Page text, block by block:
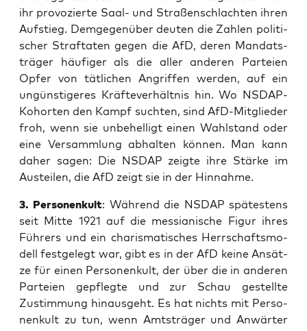
ihr pro­vo­zier­te Saal- und Stra­ßen­schlach­ten ihren
Auf­stieg. Dem­ge­gen­über deu­ten die Zah­len poli­ti­
scher Straf­ta­ten gegen die AfD, deren Man­dats­
trä­ger häu­fi­ger als die aller ande­ren Par­tei­en
Opfer von tät­li­chen Angrif­fen wer­den, auf ein
ungüns­ti­ge­res Kräf­te­ver­hält­nis hin. Wo NSDAP-
Kohor­ten den Kampf such­ten, sind AfD-Mit­glie­der
froh, wenn sie unbe­hel­ligt einen Wahl­stand oder
eine Ver­samm­lung abhal­ten kön­nen. Man kann
daher sagen: Die NSDAP zeig­te ihre Stär­ke im
Aus­tei­len, die AfD zeigt sie in der Hinnahme.
3. Per­so­nen­kult: Wäh­rend die NSDAP spä­tes­tens
seit Mit­te 1921 auf die mes­sia­ni­sche Figur ihres
Füh­rers und ein cha­ris­ma­ti­sches Herr­schafts­mo­
dell fest­ge­legt war, gibt es in der AfD kei­ne Ansät­
ze für einen Per­so­nen­kult, der über die in ande­ren
Par­tei­en gepfleg­te und zur Schau gestell­te
Zustim­mung hin­aus­geht. Es hat nichts mit Per­so­
nen­kult zu tun, wenn Amts­trä­ger und Anwär­ter